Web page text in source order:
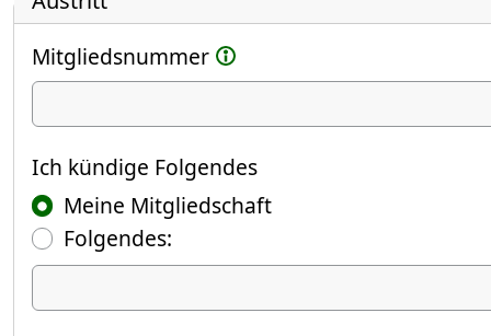
Mitgliedsnummer
Ich kündige
Ich kündige Folgendes
Meine Mitgliedschaft
Folgendes:
Ich kündige Folgendes